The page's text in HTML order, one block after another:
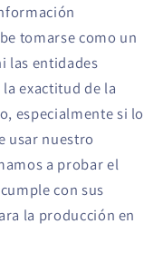
tomarse como un
las entidades
exactitud de la
especialmente si lo
usar nuestro
a probar el
con sus
la producción en